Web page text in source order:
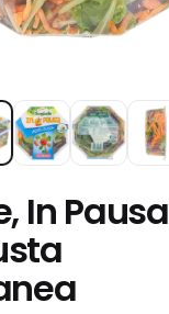
In Pausa